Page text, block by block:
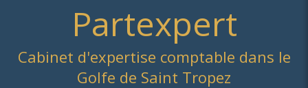
Partexpert
Cabinet d'expertise comptable dans le
Golfe de Saint Tropez